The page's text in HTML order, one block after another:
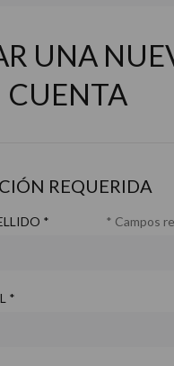
UNA
CUENTA
REQUERIDA
* * Campos
*